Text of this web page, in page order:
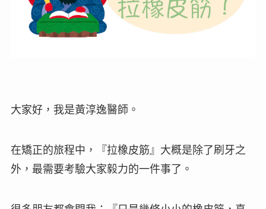
大家好，我是黃淳逸醫師。
在矯正的旅程中，『拉橡皮筋』大概是除了刷牙之
外，最需要考驗大家毅力的一件事了。